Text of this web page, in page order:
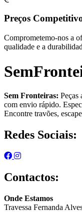
Preços
Comprometemo-nos a
qualidade e a
Sem Fronteiras: Peças
com envio rápido.
Encontre travões,
Redes Sociais:
Contactos:
Onde Estamos
Travessa Fernanda